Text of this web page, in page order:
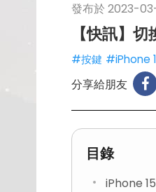
發布於 2023-
【快訊】
#按鍵 #iPhone
分享給朋友
目錄
iPhone 15